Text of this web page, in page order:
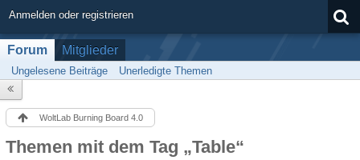
Anmelden oder registrieren
Forum Mitglieder
Ungelesene Beiträge Unerledigte Themen
WoltLab Burning Board 4.0
Themen mit dem Tag „Table“